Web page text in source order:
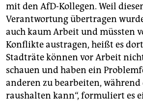
mit den AfD-Kollegen. Weil
Verantwortung übertragen
auch kaum Arbeit und müssten
Konflikte austragen, heißt es
Stadträte können vor Arbeit
schauen und haben ein
anderen zu bearbeiten,
raushalten kann“, formuliert es